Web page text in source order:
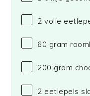
2 volle
60 gram
200 gram
2 eetlepels